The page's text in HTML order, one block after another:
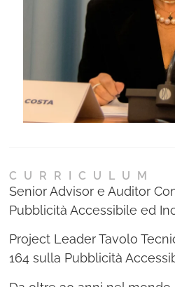
CURRICULUM
Senior Advisor e Auditor
Pubblicità Accessibile ed
Project Leader Tavolo
164 sulla Pubblicità